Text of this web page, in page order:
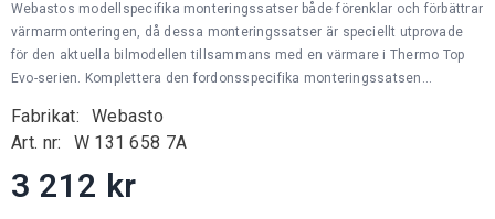
Webastos modellspecifika monteringssatser både förenklar och förbättrar
värmarmonteringen, då dessa monteringssatser är speciellt utprovade
för den aktuella bilmodellen tillsammans med en värmare i Thermo Top
Evo-serien. Komplettera den fordonsspecifika monteringssatsen...
Fabrikat:
Webasto
Art. nr:
W 131 658 7A
3 212 kr